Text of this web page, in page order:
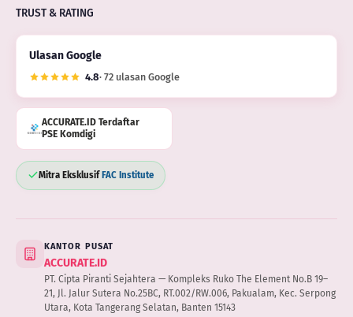
TRUST & RATING
Ulasan Google
4.8· 72 ulasan Google
ACCURATE.ID Terdaftar
PSE Komdigi
Mitra Eksklusif FAC Institute
KANTOR PUSAT
ACCURATE.ID
PT. Cipta Piranti Sejahtera — Kompleks Ruko The Element No.B 19–
21, Jl. Jalur Sutera No.25BC, RT.002/RW.006, Pakualam, Kec. Serpong
Utara, Kota Tangerang Selatan, Banten 15143